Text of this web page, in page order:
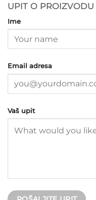
UPIT O PROIZVODU
Ime
Email adresa
Vaš upit